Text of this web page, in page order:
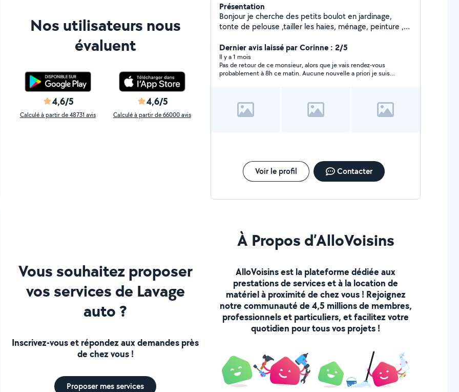
Nos utilisateurs nous
évaluent
4,6/5
Calculé à partir de 48731 avis
4,6/5
Calculé à partir de 66000 avis
Présentation
Bonjour je cherche des petits boulot en jardinage,
tonte de pelouse ,tailler les haies, ménage, peinture ,
cordialement.
Dernier avis laissé par Corinne : 2/5
Il y a 1 mois
Pas de retour de ce monsieur, alors que je vais rendez-vous
probablement à 8h ce matin. Aucune nouvelle a priori je suis
Voir le profil Contacter
Vous souhaitez proposer
vos services de Lavage
auto ?
Inscrivez-vous et répondez aux demandes près
de chez vous !
Proposer mes services
À Propos d’AlloVoisins
AlloVoisins est la plateforme dédiée aux
prestations de services et à la location de
matériel à proximité de chez vous ! Rejoignez
notre communauté de 4,5 millions de membres,
professionnels et particuliers, et facilitez votre
quotidien pour tous vos projets !